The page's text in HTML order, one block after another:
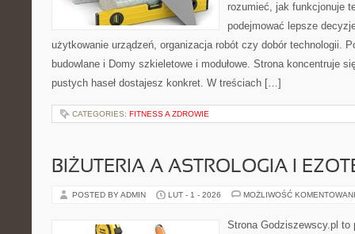
rozumieć, jak funkcjonuje
podejmować lepsze
użytkowanie urządzeń, organizacja robót czy dobór technologii.
budowlane i Domy szkieletowe i modułowe. Strona koncentruje
pustych haseł dostajesz konkret. W treściach […]
CATEGORIES: FITNESS A ZDROWIE
BIŻUTERIA A ASTROLOGIA I
POSTED BY ADMIN LUT - 1 - 2026 MOŻLIWOŚĆ
Strona Godziszewscy.pl